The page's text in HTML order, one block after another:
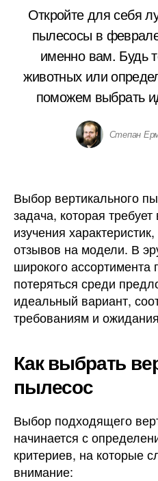
Откройте для себя
пылесосы в
именно вам. Будь
животных или
поможем выбрать
Степан
Выбор вертикального
задача, которая
изучения
отзывов на модели. В
широкого
потеряться среди
идеальный вариант,
требованиям и
Как выбрать
пылесос
Выбор подходящего
начинается с
критериев, на которые
внимание: